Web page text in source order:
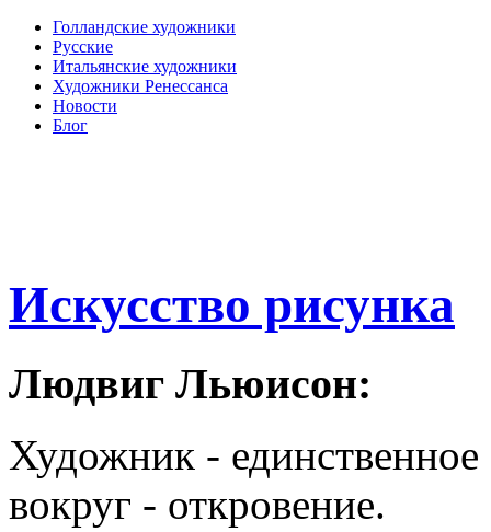
Голландские художники
Русские
Итальянские художники
Художники Ренессанса
Новости
Блог
Искусство рисунка
Людвиг Льюисон:
Художник - единственное
вокруг - откровение.